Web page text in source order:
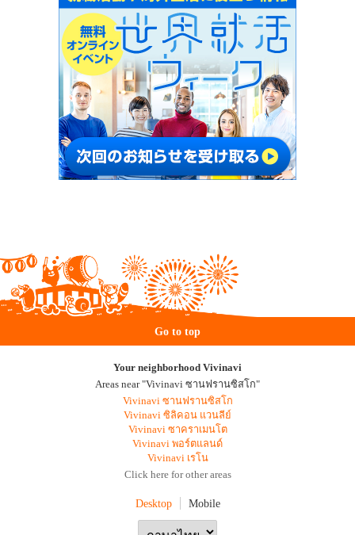
Go to top
Your neighborhood Vivinavi
Areas near "Vivinavi ซานฟรานซิสโก"
Vivinavi ซานฟรานซิสโก
Vivinavi ซิลิคอน แวนลีย์
Vivinavi ซาคราเมนโต
Vivinavi พอร์ตแลนด์
Vivinavi เรโน
Click here for other areas
Desktop Mobile